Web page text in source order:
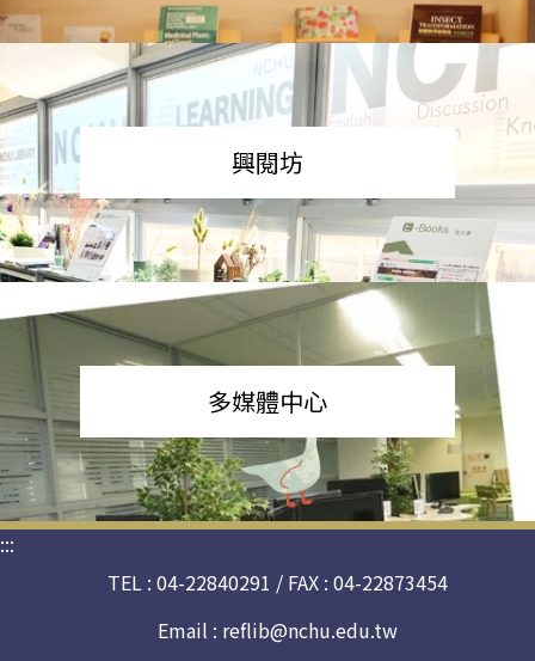
興閱坊
多媒體中心
:::
TEL : 04-22840291 / FAX : 04-22873454
Email : reflib@nchu.edu.tw